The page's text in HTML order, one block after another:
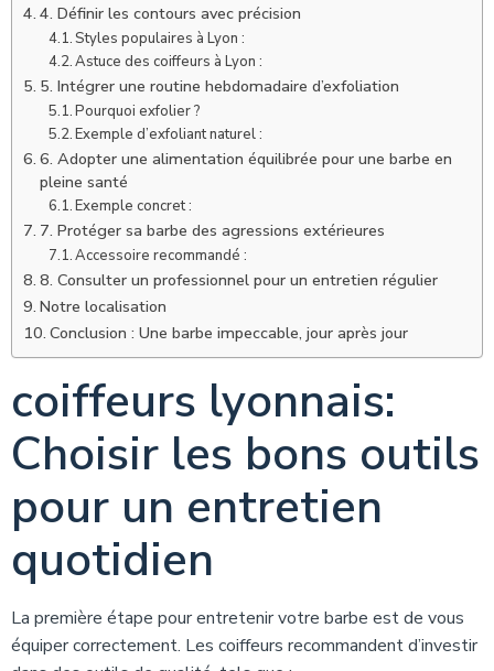
4. Définir les contours avec précision
Styles populaires à Lyon :
Astuce des coiffeurs à Lyon :
5. Intégrer une routine hebdomadaire d’exfoliation
Pourquoi exfolier ?
Exemple d’exfoliant naturel :
6. Adopter une alimentation équilibrée pour une barbe en
pleine santé
Exemple concret :
7. Protéger sa barbe des agressions extérieures
Accessoire recommandé :
8. Consulter un professionnel pour un entretien régulier
Notre localisation
Conclusion : Une barbe impeccable, jour après jour
coiffeurs lyonnais:
Choisir les bons outils
pour un entretien
quotidien
La première étape pour entretenir votre barbe est de vous
équiper correctement. Les coiffeurs recommandent d’investir